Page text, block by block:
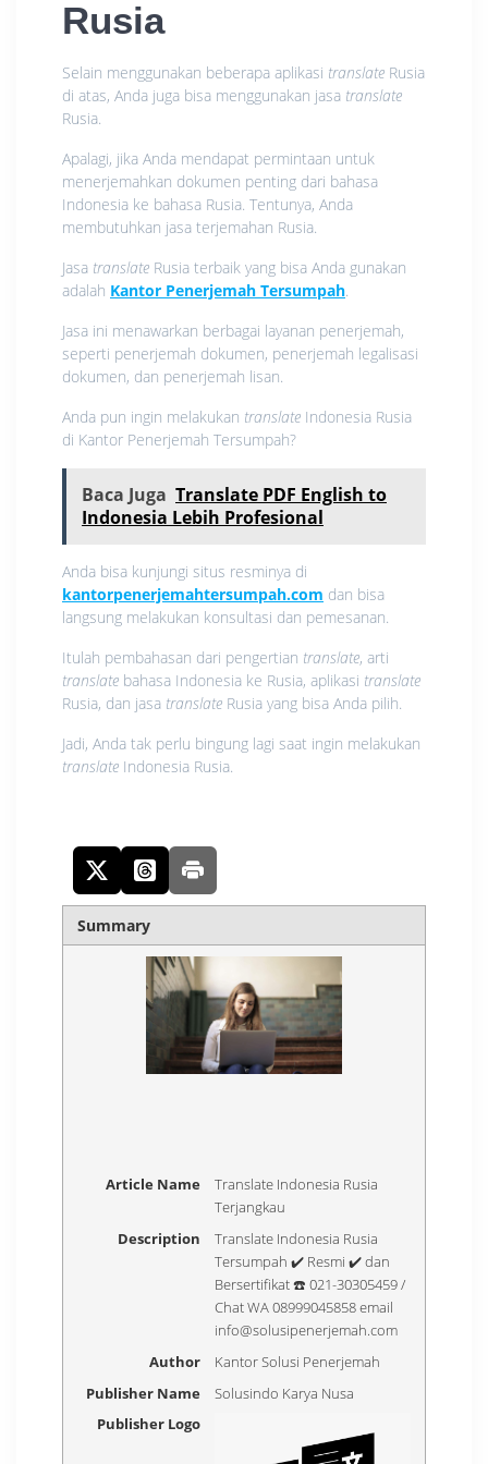
Rusia
Selain menggunakan beberapa aplikasi translate Rusia
di atas, Anda juga bisa menggunakan jasa translate
Rusia.
Apalagi, jika Anda mendapat permintaan untuk
menerjemahkan dokumen penting dari bahasa
Indonesia ke bahasa Rusia. Tentunya, Anda
membutuhkan jasa terjemahan Rusia.
Jasa translate Rusia terbaik yang bisa Anda gunakan
adalah Kantor Penerjemah Tersumpah.
Jasa ini menawarkan berbagai layanan penerjemah,
seperti penerjemah dokumen, penerjemah legalisasi
dokumen, dan penerjemah lisan.
Anda pun ingin melakukan translate Indonesia Rusia
di Kantor Penerjemah Tersumpah?
Baca Juga Translate PDF English to
Indonesia Lebih Profesional
Anda bisa kunjungi situs resminya di
kantorpenerjemahtersumpah.com dan bisa
langsung melakukan konsultasi dan pemesanan.
Itulah pembahasan dari pengertian translate, arti
translate bahasa Indonesia ke Rusia, aplikasi translate
Rusia, dan jasa translate Rusia yang bisa Anda pilih.
Jadi, Anda tak perlu bingung lagi saat ingin melakukan
translate Indonesia Rusia.
Summary
Article Name
Translate Indonesia Rusia
Terjangkau
Description
Translate Indonesia Rusia
Tersumpah ✔️ Resmi ✔️ dan
Bersertifikat ☎️ 021-30305459 /
Chat WA 08999045858 email
info@solusipenerjemah.com
Author
Kantor Solusi Penerjemah
Publisher Name
Solusindo Karya Nusa
Publisher Logo